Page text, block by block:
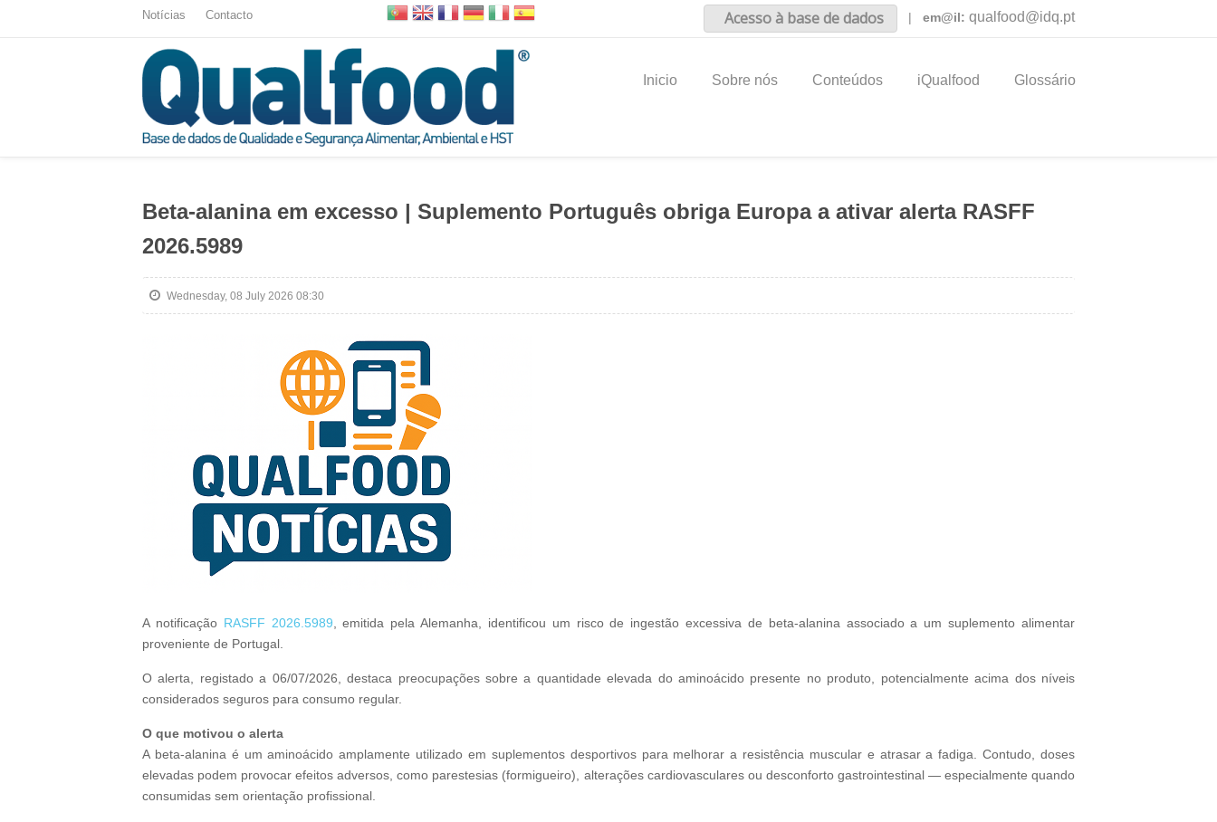
Notícias Contacto Acesso à base de dados | em@il: qualfood@idq.pt
Inicio Sobre nós Conteúdos iQualfood Glossário
Beta‑alanina em excesso | Suplemento Português obriga Europa a ativar alerta RASFF
2026.5989
Wednesday, 08 July 2026 08:30
A notificação RASFF 2026.5989 , emitida pela Alemanha, identificou um risco de ingestão excessiva de beta‑alanina associado a um suplemento alimentar
proveniente de Portugal.
O alerta, registado a 06/07/2026, destaca preocupações sobre a quantidade elevada do aminoácido presente no produto, potencialmente acima dos níveis
considerados seguros para consumo regular.
O que motivou o alerta
A beta‑alanina é um aminoácido amplamente utilizado em suplementos desportivos para melhorar a resistência muscular e atrasar a fadiga. Contudo, doses
elevadas podem provocar efeitos adversos, como parestesias (formigueiro), alterações cardiovasculares ou desconforto gastrointestinal — especialmente quando
consumidas sem orientação profissional.